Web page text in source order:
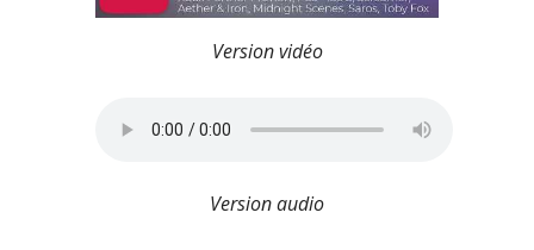
Version vidéo
Version audio